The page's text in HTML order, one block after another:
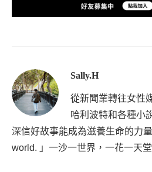
Sally.H
從新聞業轉往女性
哈利波特和各種小
深信好故事能成為滋養生命的力
world. 」一沙一世界，一花一天堂